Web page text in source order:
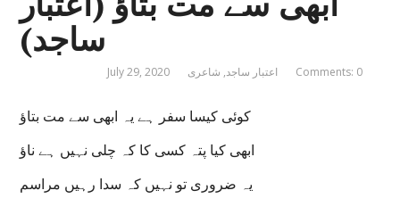
ساجد)
July 29, 2020 اعتبار ساجد, شاعری Comments: 0
کوئی کیسا سفر ہے یہ ابھی سے مت بتاؤ
ابھی کیا پتہ کسی کا کہ چلی نہیں ہے ناؤ
یہ ضروری تو نہیں کہ سدا رہیں مراسم